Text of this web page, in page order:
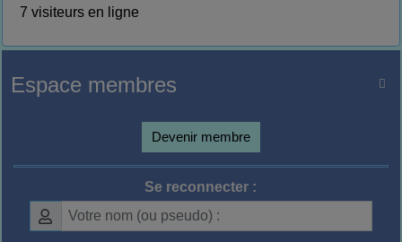
7 visiteurs en ligne

Espace membres
Devenir membre
Se reconnecter :